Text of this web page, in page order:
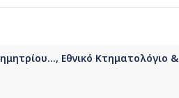
Εθνικό Κτηματολόγιο &